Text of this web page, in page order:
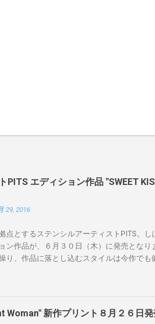
PITS エディション作品 "SWEET
29, 2016
点とするステンシルアーティストPITS。
ン作品が、６月３０日（木）に発売となり
り、作品に落とし込むスタイルは今作でも
GREEN/PINK/YELLOW エディション：
格：¥16,000(¥17,280) 購入は、 こちら から
Woman" 新作プリント８月２６日発